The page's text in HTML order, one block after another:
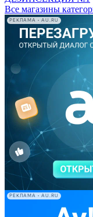
Все магазины
РЕКЛАМА • AU.RU
РЕКЛАМА • AU.RU